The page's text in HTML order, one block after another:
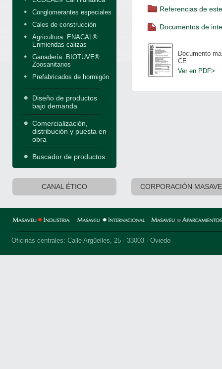
Conglomerantes especiales
Cales de construcción
Agricultura. ENACAL®
Enmiendas calizas
Ganadería. BIOTUVE®
Zoosanitarios
Prefabricados de hormigón
Diseño de productos
bajo demanda
Comercialización,
distribución y puesta en
obra
Buscador de productos
Referencias de
Documentos de
Documento
CE
Ver en PDF>
CANAL ÉTICO CORPORACIÓN
Oficinas centrales: Calle Argüelles, 25 · 33003 · Oviedo